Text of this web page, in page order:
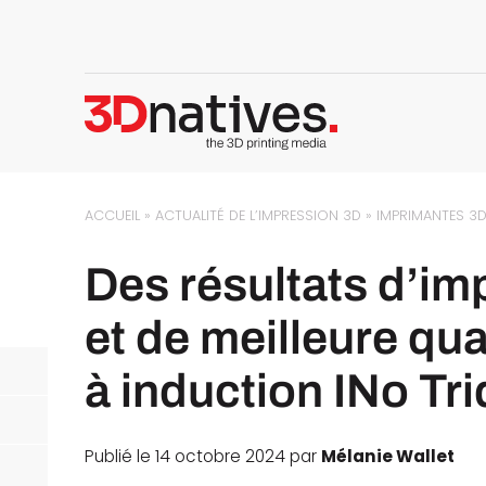
ACCUEIL »ACTUALITÉ DE L’IMPRESSION 3D » IMPRIMANTES 3D
Des résultats
et de meilleure
à induction INo
Publié le 14 octobre 2024 par Mélanie Wallet